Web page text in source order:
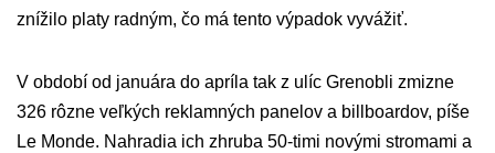
znížilo platy radným, čo má tento výpadok vyvážiť.
V období od januára do apríla tak z ulíc Grenobli zmizne
326 rôzne veľkých reklamných panelov a billboardov, píše
Le Monde. Nahradia ich zhruba 50-timi novými stromami a